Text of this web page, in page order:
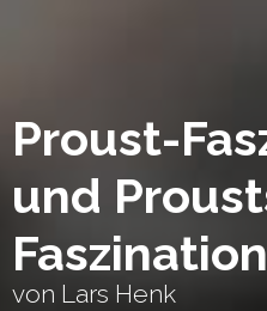
Proust-
und
Faszination
von Lars Henk